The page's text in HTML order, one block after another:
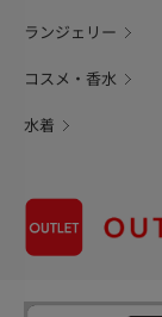
ランジェリー
コスメ・香水
水着